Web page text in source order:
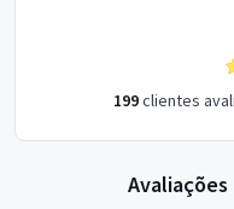
199clientes